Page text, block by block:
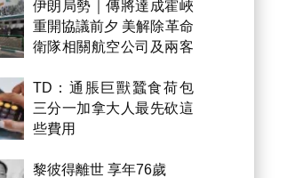
伊朗局勢｜傳將達成霍峽
重開協議前夕 美解除革命
衛隊相關航空公司及兩客
TD：通脹巨獸蠶食荷包
三分一加拿大人最先砍這
些費用
黎彼得離世 享年76歲